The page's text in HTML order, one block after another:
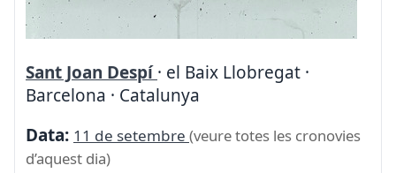
Sant Joan Despí· el Baix Llobregat ·
Barcelona · Catalunya
Data: 11 de setembre (veure totes les cronovies
d’aquest dia)